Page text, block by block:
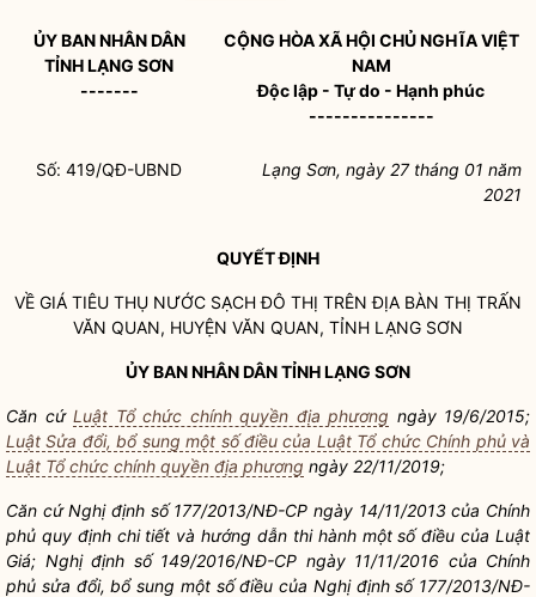
ỦY BAN NHÂN DÂN
TỈNH LẠNG SƠN
-------
CỘNG HÒA XÃ HỘI CHỦ NGHĨA VIỆT
NAM
Độc lập - Tự do - Hạnh phúc
---------------
Số: 419/QĐ-UBND
Lạng Sơn, ngày 27 tháng 01 năm
2021
QUYẾT ĐỊNH
VỀ GIÁ TIÊU THỤ NƯỚC SẠCH ĐÔ THỊ TRÊNĐỊA BÀN THỊ TRẤN
VĂN QUAN, HUYỆN VĂN QUAN, TỈNH LẠNG SƠN
ỦY BAN NHÂN DÂN TỈNH LẠNG SƠN
Căn cứ Luật Tổ chức chính quyền địa phương ngày 19/6/2015;
Luật Sửa đổi, bổ sung một số điều của Luật Tổ chức Chính phủ và
Luật Tổ chức chính quyền địa phương ngày 22/11/2019;
Căn cứ Nghị định số 177/2013/NĐ-CP ngày 14/11/2013 của Chính
phủ quy định chi tiết và hướng dẫn thi hành một số điều của Luật
Giá; Nghị định số 149/2016/NĐ-CP ngày 11/11/2016 của Chính
phủ sửa đổi, bổ sung một số điều của Nghị định số 177/2013/NĐ-